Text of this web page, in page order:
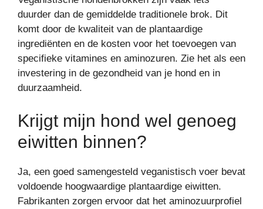
duurder dan de gemiddelde traditionele brok. Dit
komt door de kwaliteit van de plantaardige
ingrediënten en de kosten voor het toevoegen van
specifieke vitamines en aminozuren. Zie het als een
investering in de gezondheid van je hond en in
duurzaamheid.
Krijgt mijn hond wel genoeg
eiwitten binnen?
Ja, een goed samengesteld veganistisch voer bevat
voldoende hoogwaardige plantaardige eiwitten.
Fabrikanten zorgen ervoor dat het aminozuurprofiel